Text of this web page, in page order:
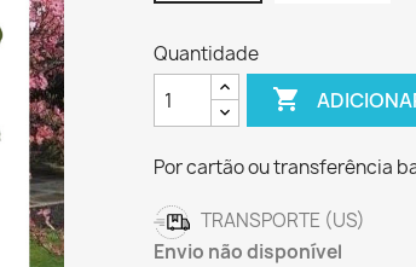
Quantidade

Por cartão ou transferência
TRANSPORTE (US)
Envio não disponível